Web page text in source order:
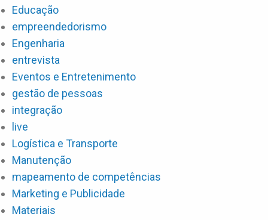
Educação
empreendedorismo
Engenharia
entrevista
Eventos e Entretenimento
gestão de pessoas
integração
live
Logística e Transporte
Manutenção
mapeamento de competências
Marketing e Publicidade
Materiais